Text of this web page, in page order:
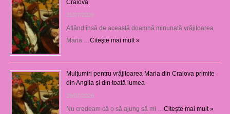
Craiova
31/07/2026
Aflând însă de această doamnă minunată vrăjitoarea
Maria … Citeşte mai mult »
Mulţumiri pentru vrăjitoarea Maria din Craiova primite
din Anglia și din toată lumea
29/07/2026
Nu credeam că o să ajung să mi … Citeşte mai mult »